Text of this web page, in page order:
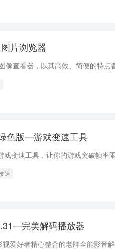
片浏览器
像查看器，以其高效、简便的特点
中文绿色版—游戏变速工具
变速工具，让你的游戏突破帧率
速
完美解码播放器